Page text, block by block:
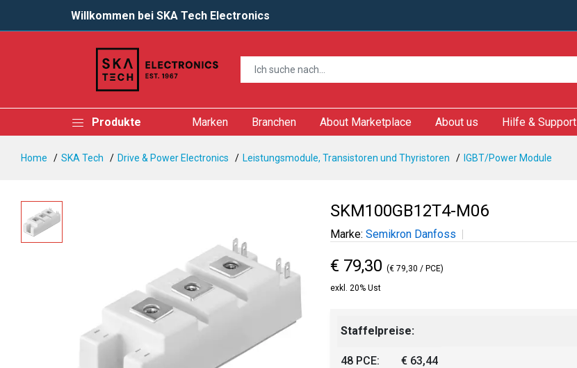
Willkommen bei SKA Tech Electronics
Produkte Marken Branchen About Marketplace About us Hilfe & Support
Home SKA Tech Drive & Power Electronics Leistungsmodule, Transistoren und Thyristoren IGBT/Power Module
SKM100GB12T4-M06
Marke: Semikron Danfoss
€ 79,30 (€ 79,30 / PCE)
exkl. 20% Ust
Staffelpreise:
48 PCE: € 63,44